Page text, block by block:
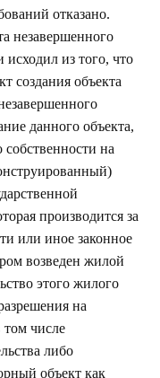
отказано.
незавершенного
исходил из того, что
создания объекта
данного объекта,
собственности на
производится за
или иное законное
возведен жилой
этого жилого
на
том числе
либо
объект как